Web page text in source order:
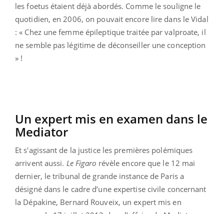
les foetus étaient déjà abordés. Comme le souligne le
quotidien, en 2006, on pouvait encore lire dans le Vidal
: « Chez une femme épileptique traitée par valproate, il
ne semble pas légitime de déconseiller une conception
» !
Un expert mis en examen dans le
Mediator
Et s'agissant de la justice les premières polémiques
arrivent aussi. Le Figaro révèle encore que le 12 mai
dernier, le tribunal de grande instance de Paris a
désigné dans le cadre d’une expertise civile concernant
la Dépakine, Bernard Rouveix, un expert mis en